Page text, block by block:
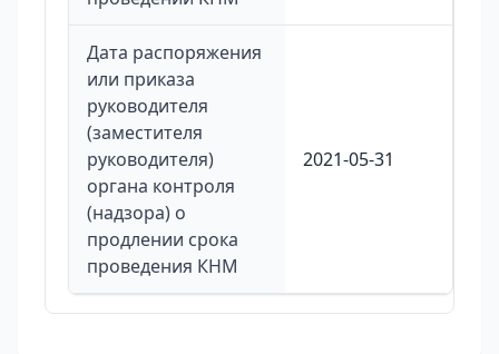
Дата распоряжения
или приказа
руководителя
(заместителя
руководителя)
органа контроля
(надзора) о
продлении срока
проведения КНМ
2021-05-31